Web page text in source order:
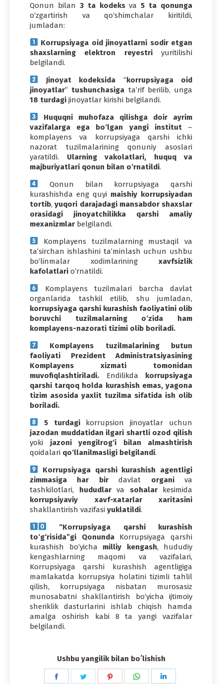
Qonun bilan 3 ta kodeksva 5 ta qonunga
o‘zgartirish va qo‘shimchalar kiritildi,
jumladan:
Korrupsiyaga oid jinoyatlarni sodir etgan
shaxslarning elektron reyestri yuritilishi
belgilandi.
Jinoyat kodeksida “korrupsiyaga oid
jinoyatlar” tushunchasiga ta’rif berilib, unga
18 turdagi jinoyatlar kirishi belgilandi.
Huquqni muhofaza qilishga doir ayrim
vazifalarga ega bo‘lgan yangi institut–
komplayens va korrupsiyaga qarshi ichki
nazorat tuzilmalarining qonuniy asoslari
yaratildi. Ularning vakolatlari, huquq va
majburiyatlari qonun bilan o‘rnatildi.
Qonun bilan korrupsiyaga qarshi
kurashishda eng quyi maishiy korrupsiyadan
tortib,yuqori darajadagi mansabdor shaxslar
orasidagi jinoyatchilikka qarshi amaliy
mexanizmlar belgilandi.
Komplayens tuzilmalarning mustaqil va
ta’sirchan ishlashini ta’minlash uchun ushbu
bo‘linmalar xodimlarining xavfsizlik
kafolatlari o‘rnatildi.
Komplayens tuzilmalari barcha davlat
organlarida tashkil etilib, shu jumladan,
korrupsiyaga qarshi kurashish faoliyatini olib
boruvchi tuzilmalarning o‘zida ham
komplayens-nazorati tizimi olib boriladi.
Komplayens tuzilmalarining butun
faoliyati Prezident Administratsiyasining
Komplayens xizmati tomonidan
muvofiqlashtiriladi. Endilikda korrupsiyaga
qarshi tarqoq holda kurashish emas, yagona
tizim asosida yaxlit tuzilma sifatida ish olib
boriladi.
5 turdagikorrupsion jinoyatlar uchun
jazodan muddatidan ilgari shartli ozod qilish
yoki jazoni
yengilrog‘i bilan almashtirish
qoidalari qo‘llanilmasligi belgilandi.
Korrupsiyaga qarshi kurashish agentligi
zimmasiga har birdavlat organiva
tashkilotlari, hududlarva sohalarkesimida
korrupsiyaviy xavf-xatarlar xaritasini
shakllantirish vazifasi yuklatildi.
“Korrupsiyaga qarshi kurashish
to‘g‘risida”gi Qonunda Korrupsiyaga qarshi
kurashish bo‘yicha milliy kengash, hududiy
kengashlarning maqomi va vazifalari,
Korrupsiyaga qarshi kurashish agentligiga
mamlakatda korrupsiya holatini tizimli tahlil
qilish, korrupsiyaga nisbatan murosasiz
munosabatni shakllantirish bo‘yicha ijtimoiy
sheriklik dasturlarini ishlab chiqish hamda
amalga oshirish kabi 8 ta yangi vazifalar
belgilandi.
Ushbu yangilik bilan boʻlishish
Share Share Share Share